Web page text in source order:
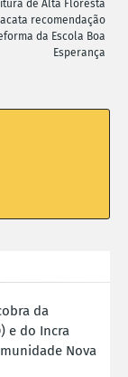
de Alta Floresta
acata recomendação
da Escola Boa
Esperança
da
e do Incra
Nova